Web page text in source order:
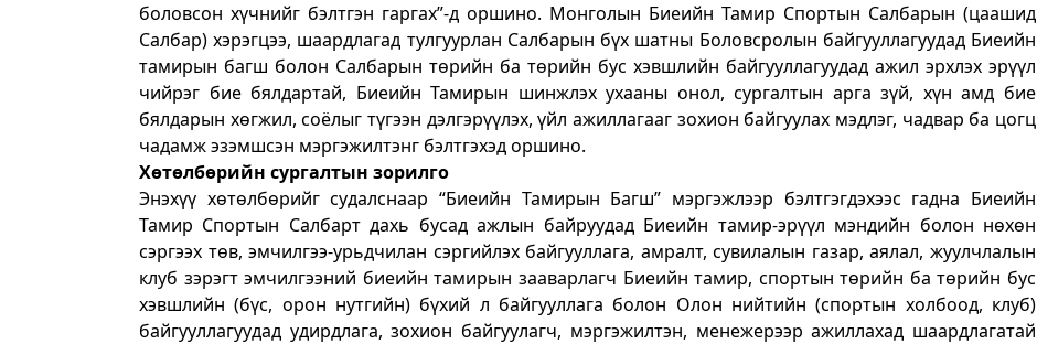
боловсон хүчнийг бэлтгэн гаргах”-д оршино. Монголын Биеийн Тамир Спортын Салбарын (цаашид
Салбар) хэрэгцээ, шаардлагад тулгуурлан Салбарын бүх шатны Боловсролын байгууллагуудад Биеийн
тамирын багш болон Салбарын төрийн ба төрийн бус хэвшлийн байгууллагуудад ажил эрхлэх эрүүл
чийрэг бие бялдартай, Биеийн Тамирын шинжлэх ухааны онол, сургалтын арга зүй, хүн амд бие
бялдарын хөгжил, соёлыг түгээн дэлгэрүүлэх, үйл ажиллагааг зохион байгуулах мэдлэг, чадвар ба цогц
чадамж эзэмшсэн мэргэжилтэнг бэлтгэхэд оршино.
Хөтөлбөрийн сургалтын зорилго
Энэхүү хөтөлбөрийг судалснаар “Биеийн Тамирын Багш” мэргэжлээр бэлтгэгдэхээс гадна Биеийн
Тамир Спортын Салбарт дахь бусад ажлын байруудад Биеийн тамир-эрүүл мэндийн болон нөхөн
сэргээх төв, эмчилгээ-урьдчилан сэргийлэх байгууллага, амралт, сувилалын газар, аялал, жуулчлалын
клуб зэрэгт эмчилгээний биеийн тамирын зааварлагч Биеийн тамир, спортын төрийн ба төрийн бус
хэвшлийн (бүс, орон нутгийн) бүхий л байгууллага болон Олон нийтийн (спортын холбоод, клуб)
байгууллагуудад удирдлага, зохион байгуулагч, мэргэжилтэн, менежерээр ажиллахад шаардлагатай